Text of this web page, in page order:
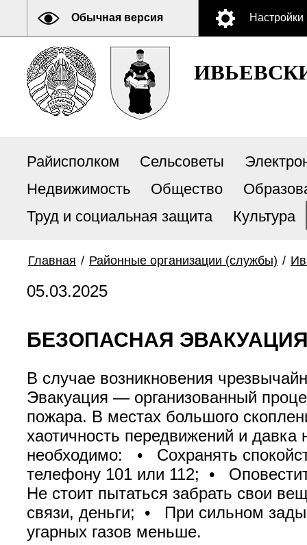
Обычная версия Настройки
Райисполком Сельсоветы
Недвижимость
Общество
Труд и социальная защита
Культура
Главная / Районные организации (службы) /
05.03.2025
БЕЗОПАСНАЯ
В случае возникновения
Эвакуация — организованный
пожара. В местах большого
хаотичность передвижений и
необходимо: • Сохранять
телефону 101 или 112; •
Не стоит пытаться забрать свои
связи, деньги; • При сильном
угарных газов меньше.